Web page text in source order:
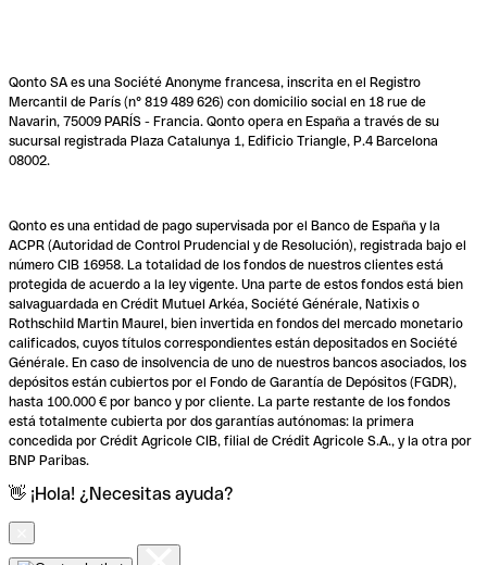
Qonto SA es una Société Anonyme francesa, inscrita en el Registro
Mercantil de París (n° 819 489 626) con domicilio social en 18 rue de
Navarin, 75009 PARÍS - Francia. Qonto opera en España a través de su
sucursal registrada Plaza Catalunya 1, Edificio Triangle, P.4 Barcelona
08002.
Qonto es una entidad de pago supervisada por el Banco de España y la
ACPR (Autoridad de Control Prudencial y de Resolución), registrada bajo el
número CIB 16958. La totalidad de los fondos de nuestros clientes está
protegida de acuerdo a la ley vigente. Una parte de estos fondos está bien
salvaguardada en Crédit Mutuel Arkéa, Société Générale, Natixis o
Rothschild Martin Maurel, bien invertida en fondos del mercado monetario
calificados, cuyos títulos correspondientes están depositados en Société
Générale. En caso de insolvencia de uno de nuestros bancos asociados, los
depósitos están cubiertos por el Fondo de Garantía de Depósitos (FGDR),
hasta 100.000 € por banco y por cliente. La parte restante de los fondos
está totalmente cubierta por dos garantías autónomas: la primera
concedida por Crédit Agricole CIB, filial de Crédit Agricole S.A., y la otra por
BNP Paribas.
👋 ¡Hola! ¿Necesitas ayuda?